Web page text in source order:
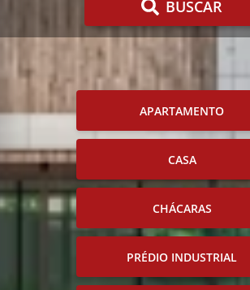
BUSCAR
APARTAMENTO
CASA
CHÁCARAS
PRÉDIO INDUSTRIAL